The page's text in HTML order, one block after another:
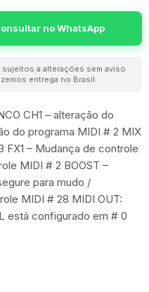
no WhatsApp
a alterações sem aviso
entrega no Brasil.
CH1 – alteração do
do programa MIDI # 2 MIX
FX1 – Mudança de controle
MIDI # 2 BOOST –
para mudo /
MIDI # 28 MIDI OUT:
está configurado em # 0